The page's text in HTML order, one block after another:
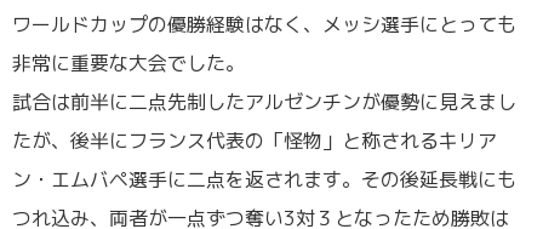
ワールドカップの優勝経験はなく、メッシ選手にとっても
非常に重要な大会でした。
試合は前半に二点先制したアルゼンチンが優勢に見えまし
たが、後半にフランス代表の「怪物」と称されるキリア
ン・エムバペ選手に二点を返されます。その後延長戦にも
つれ込み、両者が一点ずつ奪い3対３となったため勝敗は